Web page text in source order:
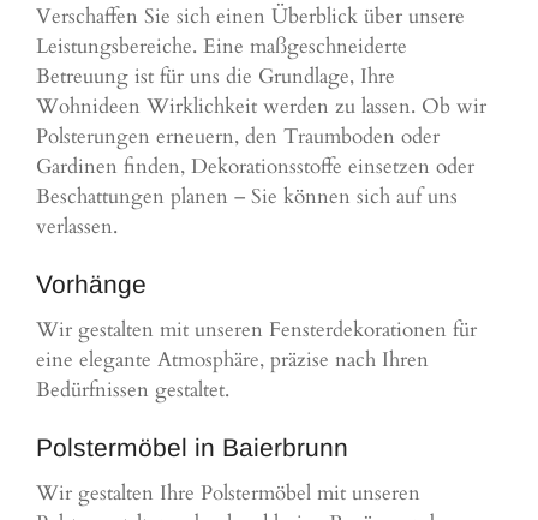
Verschaffen Sie sich einen Überblick über unsere
Leistungsbereiche. Eine maßgeschneiderte
Betreuung ist für uns die Grundlage, Ihre
Wohnideen Wirklichkeit werden zu lassen. Ob wir
Polsterungen erneuern, den Traumboden oder
Gardinen finden, Dekorationsstoffe einsetzen oder
Beschattungen planen – Sie können sich auf uns
verlassen.
Vorhänge
Wir gestalten mit unseren Fensterdekorationen für
eine elegante Atmosphäre, präzise nach Ihren
Bedürfnissen gestaltet.
Polstermöbel in Baierbrunn
Wir gestalten Ihre Polstermöbel mit unseren